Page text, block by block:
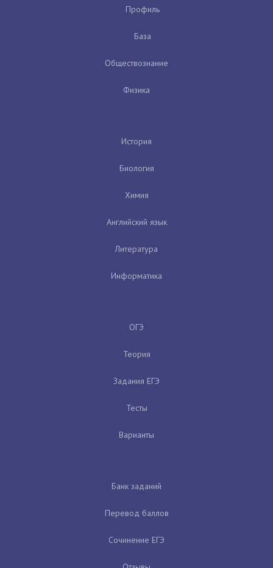
Профиль
База
Обществознание
Физика
История
Биология
Химия
Английский язык
Литература
Информатика
ОГЭ
Теория
Задания ЕГЭ
Тесты
Варианты
Банк заданий
Перевод баллов
Сочинение ЕГЭ